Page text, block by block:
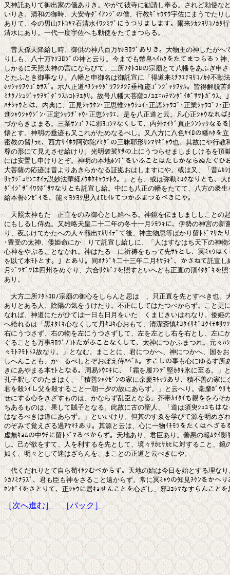
又神託ありて御出家の儀ありき。やがて彼寺に勧請し奉る。されど勅使な
いりき。清和の御時、大安寺ﾀﾞｲｱﾝｼﾞの僧、行教ｷﾞｬｳｹｳ宇佐にまうでたり
ありて、今の男山ｦﾄｺﾔﾏ石清水ｲﾜｼﾐﾂﾞにうつりまします。爾来ｼｶｼﾖﾘｺﾉｶﾀ
清水にあり。一代一度宇佐へも勅使をたてまつらる。
昔天孫天降給し時、御供の神八百万ﾔﾎﾖﾛﾂﾞありき。大物主の神したがへ
りしも、八十万ﾔｿﾖﾛﾂﾞの神と云り。今までも幣帛ﾍｲﾊｸをたてまつらるゝ神
しかるに天照太神の宮にならびて、二所ﾌﾀﾄｺﾛの宗廟とて八幡をあふぎ申
とたふとき御事なり。八幡と申御名は御託宣に「得道来ﾐﾁｦｴﾃﾖﾘｺﾉｶﾀ不動
ﾎｯｼｬｳｦｳｺﾞｶｻｽﾞ。示八正道ﾊﾁｼｬｳﾀﾞｳｦｼﾒｼﾃ垂権迹ｺﾞﾝｼﾞｬｸｦﾀﾙ。皆得解脱苦
ﾐﾅｸﾉｼｭｼﾞｬｳｦｹﾞﾀﾞﾂｽﾙｺﾄｦｴﾀﾘ。故号八幡大菩薩ｺﾉﾕｴﾆﾊﾁﾏﾝﾀﾞｲﾎﾞｻﾂﾄｶﾞｳｽ。
ﾊﾁｼｬｳとは、内典に、正見ｼｬｳｹﾝ･正思惟ｼｬｳｼｭｲ･正語ｼｬｳｺﾞ･正業ｼｬｳｺﾞﾌ･
進ｼｬｳｼｬｳｼﾞﾝ･正定ｼｬｳﾁﾞｬｳ･正恵ｼｬｳｴ、是を八正道と云。凡心正ｼｬｳなれば
づからきよまる。三業ｻﾝｺﾞﾌに邪ﾖｺｼﾏなくして、内外ﾅｲｹﾞ真正ｼﾝｼｬｳなる
懐とす。神明の垂迹も又これがためなるべし。又八方に八色ﾔｲﾛの幡ﾊﾀを
密教の習ﾅﾗﾋ、西方ｻｲﾎｳ阿弥陀ｱﾐﾀﾞの三昧耶形ｻﾝﾏﾔｷﾞｬｳ也。其故にや行教
尊の形にて見えさせ給けり。光明袈裟ｹｻの上にうつらせましましけるを頂
には安置し申けりとぞ。神明の本地ﾎﾝﾁﾞをいふことはたしかならぬたぐひ
大菩薩の応迹は昔よりあきらかなる証拠おはしますにや。或は又、「昔ﾑｶ
ﾘｬｳｼﾞｭｾﾝﾆｵｲﾃ説妙法華経ﾒｳﾎｹｷｬｳｦﾄｸ。」とも、或は弥勒ﾐﾛｸなりとも、大
ﾀﾞｲｼﾞｻﾞｲﾜｳﾎﾞｻﾂなりとも託宣し給。中にも八正の幡をたてて、八方の衆生
給本誓ﾎﾝｾﾞｲを、能々ﾖｸﾖｸ思入ｵﾓﾋｲﾚてつかふまつるべきにや。
天照太神もたゞ正直をのみ御心とし給へる。神鏡を伝ましまししことの
にもしるし侍ぬ。又雄略天皇二十二年の冬十一月ｼﾓﾂｷに、伊勢の神宮の新
り、夜ふけてかたへの人々罷出ﾏｶﾘｲﾃﾞて後、神主物忌等ばかり留ﾄﾄﾞﾏﾘた
･豊受の太神、倭姫命にかゝりて託宣し給しに、「人はすなはち天下の神物
心神をやぶることなかれ。神はたるゝに祈祷をもって先ｻｷとし、冥ﾐｬｳは
を以て本ﾓﾄとす。」とあり。同ｵﾅｼﾞｷ二十三年二月ｷｻﾗｷﾞ、かさねて託宣し
月ｼﾞﾂｹﾞﾂは四州をめぐり、六合ﾘｸｶﾞﾌを照すといへども正直の頂ｲﾀﾀﾞｷを
あり。
大方二所ﾌﾀﾄｺﾛﾉ宗廟の御心をしらんと思はゞ、只正直を先とすべき也。
ありとある人、陰陽の気をうけたり。不正にしてはたつべからず。こと更
なれば、神道にたがひては一日も日月をいたゞくまじきいはれなり。倭姫
へ給れるは「黒ｷﾀﾅｷ心なくして丹ｷﾖｷ心おもて、清潔斎慎ｷﾖｸｲｻｷﾞﾖｸｲﾓﾎﾘﾂ
右にうつさず、右の物を左にうつさずして、左を左とし右を右とし、左に
ぐることも万事ﾖﾛﾂﾞﾉｺﾄたがふことなくして、太神につかふまつれ。元々ﾊ
々ﾓﾄｦﾓﾄﾄｽ故なり。」となむ。まことに、君につかへ、神につかへ、国を
しへんことも、かゝるべしとぞおぼえ侍ﾊﾍﾞﾙ。すこしの事も心にゆるす所
きにあやまる本ﾓﾄとなる。周易ｼｳｴｷに、「霜を履ﾌﾝﾃﾞ堅ｶﾀｷ氷に至る。」
孔子釈してのたまはく、「積善ｼｬｸｾﾞﾝの家に余慶ﾖｷｬｳあり、積不善の家に
君を殺ｼｲし父を殺すること一朝一夕の故にあらず。」と云へり。毫釐ｶﾞｳﾘ
せにする心をきざすものは、かならず乱臣となる。芥帯ｶｲﾀｲも親ををろそ
ちあるものは、果して賊子となる。此故に古の聖人、「道は須臾ｼｭﾕもは
はなるべきは道にあらず。」といいけり。但其のすゑを学びて源を明めざ
のぞみて覚えざる過ｱﾔﾏﾁあり。其源と云は、心に一物ｲﾁﾓﾂをたくはへざる
虚無ｷｮﾑの中ｳﾁに留ﾄﾄﾞﾏるべからず。天地あり、君臣あり。善悪の報ﾑｸｲ影
し。己が欲をすて、人を利するを先として、境々ｻｶﾋｻｶﾋに対すること、鏡
如く、明々として迷はざらんを、まことの正道と云べきにや。
代くだれりとて自ら苟ｲﾔｼむべからず。天地の始は今日を始とする理なり
ｼｶﾉﾐﾅﾗｽﾞ、君も臣も神をさること遠からず。常に冥ﾐｬｳの知見ﾁｹﾝをかへ
［次へ進む］ ［バック］